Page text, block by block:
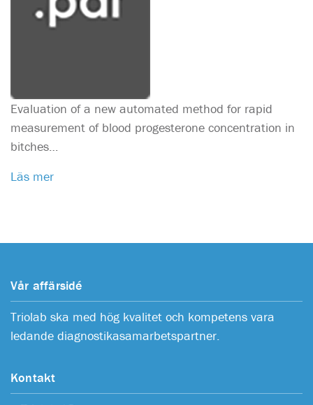
Evaluation of a new automated method for rapid
measurement of blood progesterone concentration in
bitches…
Läs mer
Vår affärsidé
Triolab ska med hög kvalitet och kompetens vara
ledande diagnostikasamarbetspartner.
Kontakt